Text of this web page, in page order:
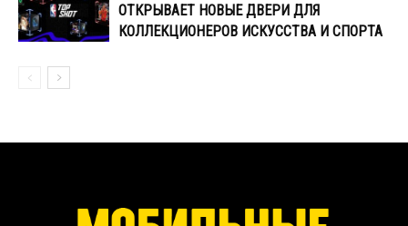
ОТКРЫВАЕТ НОВЫЕ ДВЕРИ ДЛЯ
КОЛЛЕКЦИОНЕРОВ ИСКУССТВА И СПОРТА